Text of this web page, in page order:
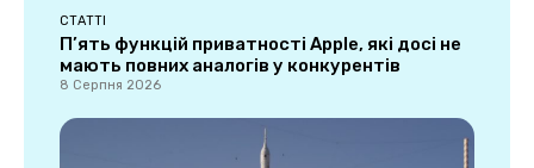
СТАТТІ
П’ять функцій приватності Apple, які досі не
мають повних аналогів у конкурентів
8 Серпня 2026